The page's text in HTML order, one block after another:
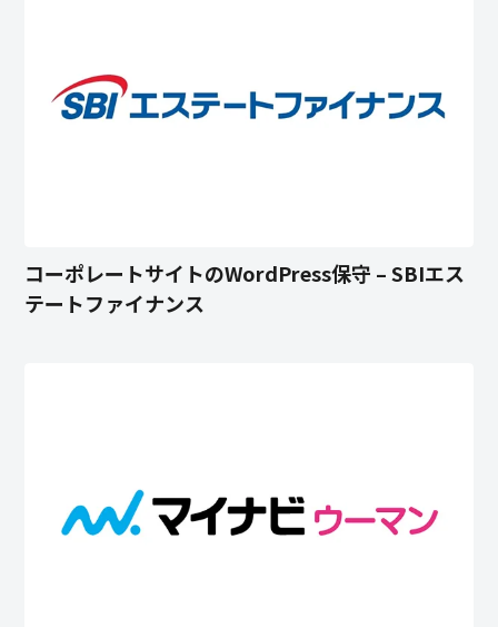
コーポレートサイトのWordPress保守 – SBIエス
テートファイナンス